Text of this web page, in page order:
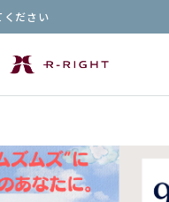
ください